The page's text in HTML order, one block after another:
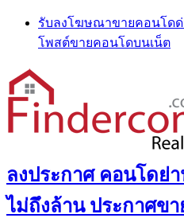
Skip
content
รับลงโฆษณาขายคอนโดด่
โพสต์ขายคอนโดบนเน็ต
ลงประกาศ คอนโดย่
ไม่ถึงล้าน ประกาศข